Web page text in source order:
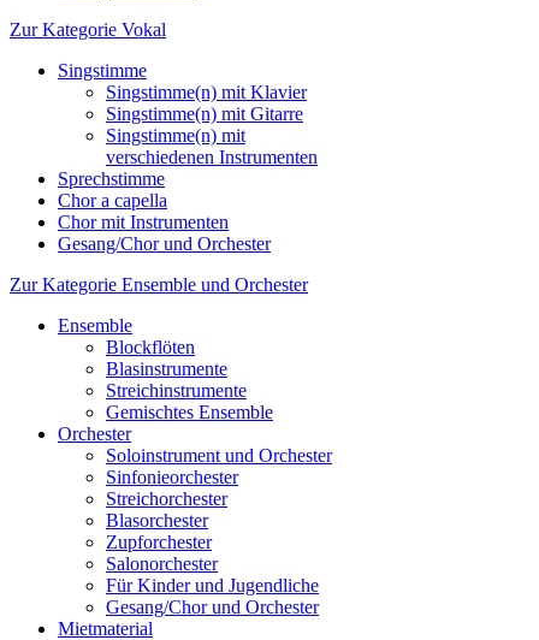
Zur Kategorie Vokal
Singstimme
Singstimme(n) mit Klavier
Singstimme(n) mit Gitarre
Singstimme(n) mit
verschiedenen Instrumenten
Sprechstimme
Chor a capella
Chor mit Instrumenten
Gesang/Chor und Orchester
Zur Kategorie Ensemble und Orchester
Ensemble
Blockflöten
Blasinstrumente
Streichinstrumente
Gemischtes Ensemble
Orchester
Soloinstrument und Orchester
Sinfonieorchester
Streichorchester
Blasorchester
Zupforchester
Salonorchester
Für Kinder und Jugendliche
Gesang/Chor und Orchester
Mietmaterial